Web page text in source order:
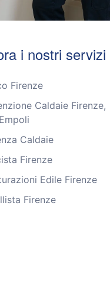
i nostri servizi
Firenze
Caldaie Firenze,
Caldaie
Firenze
Edile Firenze
Firenze